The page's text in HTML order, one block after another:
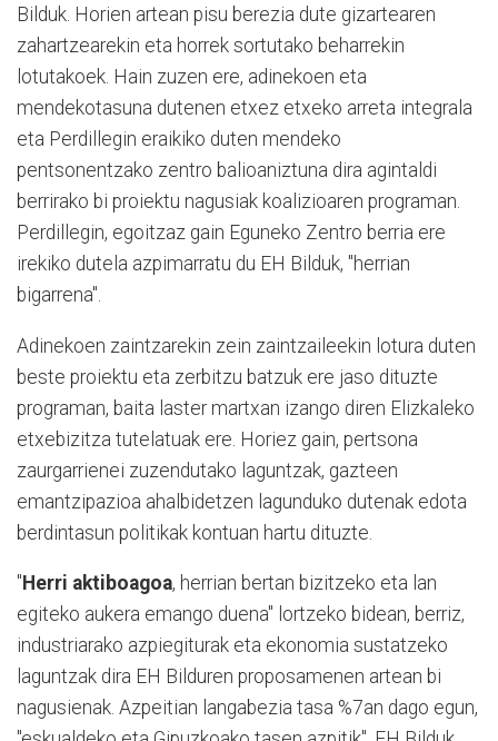
Bilduk. Horien artean pisu berezia dute gizartearen
zahartzearekin eta horrek sortutako beharrekin
lotutakoek. Hain zuzen ere, adinekoen eta
mendekotasuna dutenen etxez etxeko arreta integrala
eta Perdillegin eraikiko duten mendeko
pentsonentzako zentro balioaniztuna dira agintaldi
berrirako bi proiektu nagusiak koalizioaren programan.
Perdillegin, egoitzaz gain Eguneko Zentro berria ere
irekiko dutela azpimarratu du EH Bilduk, "herrian
bigarrena".
Adinekoen zaintzarekin zein zaintzaileekin lotura duten
beste proiektu eta zerbitzu batzuk ere jaso dituzte
programan, baita laster martxan izango diren Elizkaleko
etxebizitza tutelatuak ere. Horiez gain, pertsona
zaurgarrienei zuzendutako laguntzak, gazteen
emantzipazioa ahalbidetzen lagunduko dutenak edota
berdintasun politikak kontuan hartu dituzte.
" Herri aktiboagoa, herrian bertan bizitzeko eta lan
egiteko aukera emango duena" lortzeko bidean, berriz,
industriarako azpiegiturak eta ekonomia sustatzeko
laguntzak dira EH Bilduren proposamenen artean bi
nagusienak. Azpeitian langabezia tasa %7an dago egun,